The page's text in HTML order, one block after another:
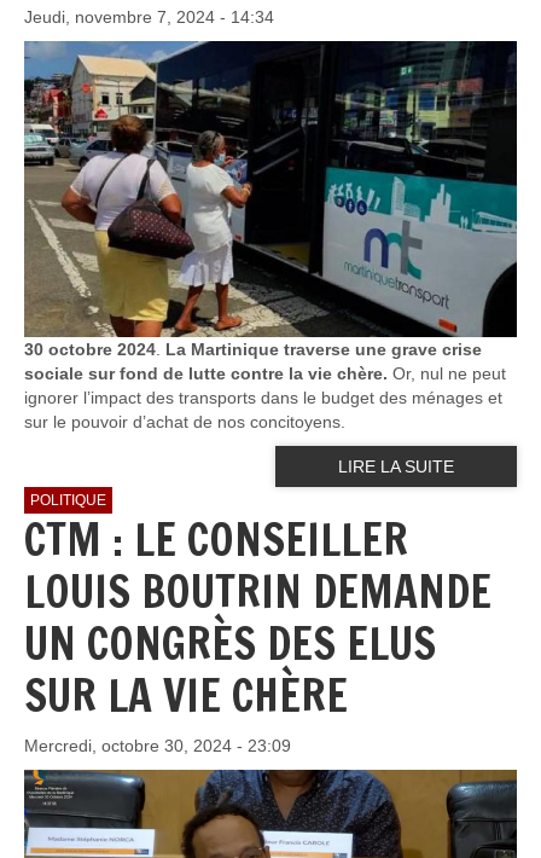
Jeudi, novembre 7, 2024 - 14:34
30 octobre 2024 La Martinique traverse une grave crise
sociale sur fond de lutte contre la vie chère. Or, nul ne peut
ignorer l’impact des transports dans le budget des ménages et
sur le pouvoir d’achat de nos concitoyens.
LIRE LA SUITE
POLITIQUE
CTM : LE CONSEILLER
LOUIS BOUTRIN DEMANDE
UN CONGRÈS DES ELUS
SUR LA VIE CHÈRE
Mercredi, octobre 30, 2024 - 23:09